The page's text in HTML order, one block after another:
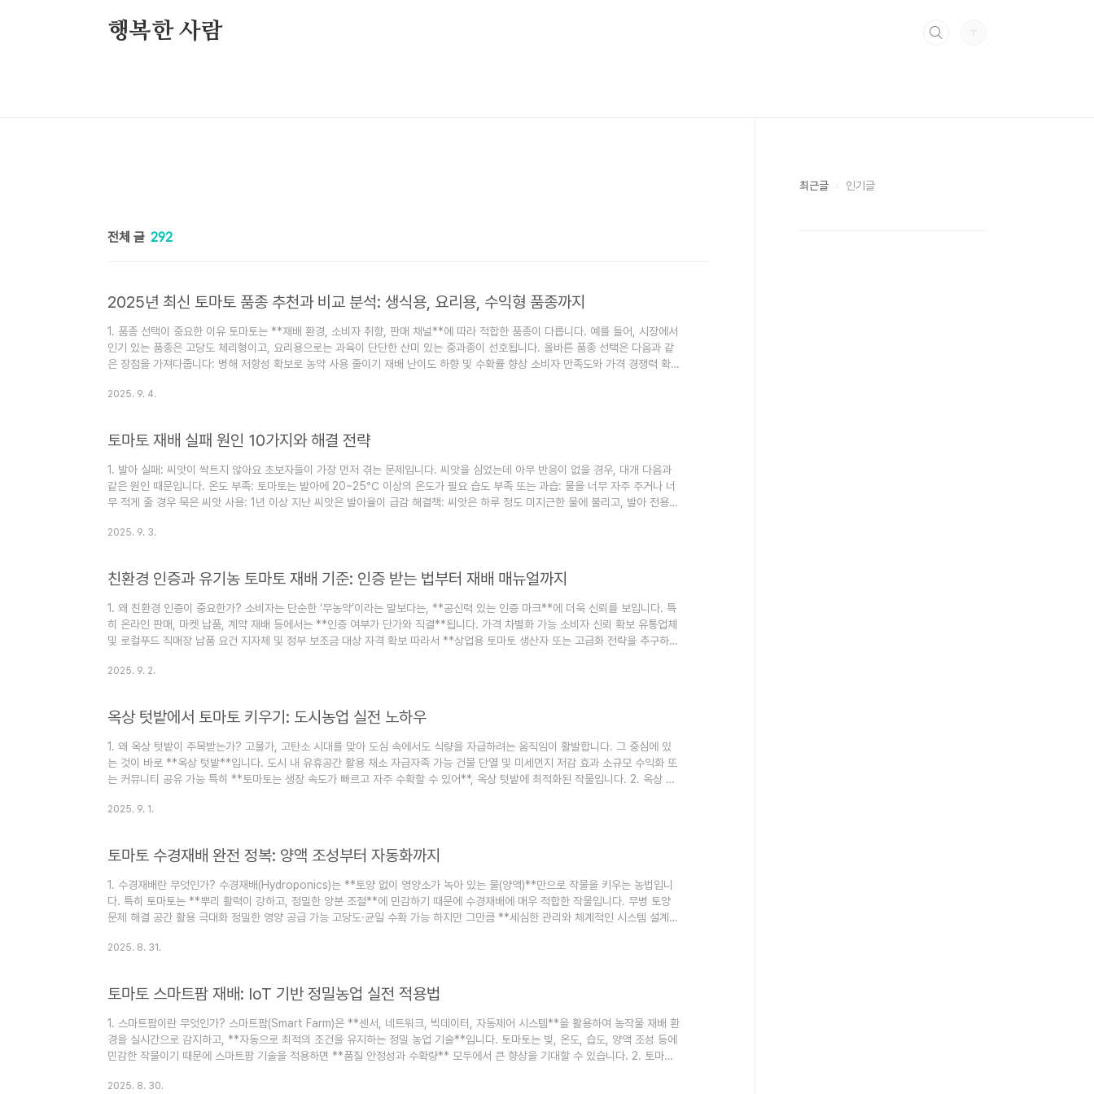
행복한 사람
전체 글 292
2025년 최신 토마토 품종 추천과 비교 분석: 생식용, 요리용, 수익형 품종까지
1. 품종 선택이 중요한 이유 토마토는 **재배 환경, 소비자 취향, 판매 채널**에 따라 적합한 품종이 다릅니다. 예를 들어, 시장에서
인기 있는 품종은 고당도 체리형이고, 요리용으로는 과육이 단단한 산미 있는 중과종이 선호됩니다. 올바른 품종 선택은 다음과 같
은 장점을 가져다줍니다: 병해 저항성 확보로 농약 사용 줄이기 재배 난이도 하향 및 수확률 향상 소비자 만족도와 가격 경쟁력 확
2025. 9. 4.
토마토 재배 실패 원인 10가지와 해결 전략
1. 발아 실패: 씨앗이 싹트지 않아요 초보자들이 가장 먼저 겪는 문제입니다. 씨앗을 심었는데 아무 반응이 없을 경우, 대개 다음과
같은 원인 때문입니다. 온도 부족: 토마토는 발아에 20~25℃ 이상의 온도가 필요 습도 부족 또는 과습: 물을 너무 자주 주거나 너
무 적게 줄 경우 묵은 씨앗 사용: 1년 이상 지난 씨앗은 발아율이 급감 해결책: 씨앗은 하루 정도 미지근한 물에 불리고, 발아 전용
2025. 9. 3.
친환경 인증과 유기농 토마토 재배 기준: 인증 받는 법부터 재배 매뉴얼까지
1. 왜 친환경 인증이 중요한가? 소비자는 단순한 ‘무농약’이라는 말보다는, **공신력 있는 인증 마크**에 더욱 신뢰를 보입니다. 특
히 온라인 판매, 마켓 납품, 계약 재배 등에서는 **인증 여부가 단가와 직결**됩니다. 가격 차별화 가능 소비자 신뢰 확보 유통업체
및 로컬푸드 직매장 납품 요건 지자체 및 정부 보조금 대상 자격 확보 따라서 **상업용 토마토 생산자 또는 고급화 전략을 추구하는
2025. 9. 2.
옥상 텃밭에서 토마토 키우기: 도시농업 실전 노하우
1. 왜 옥상 텃밭이 주목받는가? 고물가, 고탄소 시대를 맞아 도심 속에서도 식량을 자급하려는 움직임이 활발합니다. 그 중심에 있
는 것이 바로 **옥상 텃밭**입니다. 도시 내 유휴공간 활용 채소 자급자족 가능 건물 단열 및 미세먼지 저감 효과 소규모 수익화 또
는 커뮤니티 공유 가능 특히 **토마토는 생장 속도가 빠르고 자주 수확할 수 있어**, 옥상 텃밭에 최적화된 작물입니다. 2. 옥상 텃
2025. 9. 1.
토마토 수경재배 완전 정복: 양액 조성부터 자동화까지
1. 수경재배란 무엇인가? 수경재배(Hydroponics)는 **토양 없이 영양소가 녹아 있는 물(양액)**만으로 작물을 키우는 농법입니
다. 특히 토마토는 **뿌리 활력이 강하고, 정밀한 양분 조절**에 민감하기 때문에 수경재배에 매우 적합한 작물입니다. 무병 토양
문제 해결 공간 활용 극대화 정밀한 영양 공급 가능 고당도·균일 수확 가능 하지만 그만큼 **세심한 관리와 체계적인 시스템 설계
2025. 8. 31.
토마토 스마트팜 재배: IoT 기반 정밀농업 실전 적용법
1. 스마트팜이란 무엇인가? 스마트팜(Smart Farm)은 **센서, 네트워크, 빅데이터, 자동제어 시스템**을 활용하여 농작물 재배 환
경을 실시간으로 감지하고, **자동으로 최적의 조건을 유지하는 정밀 농업 기술**입니다. 토마토는 빛, 온도, 습도, 양액 조성 등에
민감한 작물이기 때문에 스마트팜 기술을 적용하면 **품질 안정성과 수확량** 모두에서 큰 향상을 기대할 수 있습니다. 2. 토마토
2025. 8. 30.
최근글 인기글